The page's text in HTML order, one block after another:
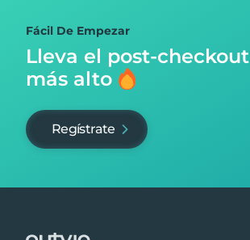
Fácil De Empezar
Lleva el post-checkout
más alto
Regístrate